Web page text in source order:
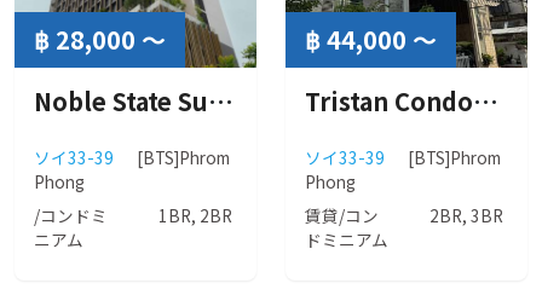
฿ 28,000 ～
Noble State Sukhumvit 39 (ノーブル ステート 39)
ソイ33-39
[BTS]Phrom
Phong
/コンドミ
ニアム
1BR, 2BR
฿ 44,000 ～
Tristan Condominium 39 (トリスタン コンドミニアム39)
ソイ33-39
[BTS]Phrom
Phong
賃貸/コン
ドミニアム
2BR, 3BR